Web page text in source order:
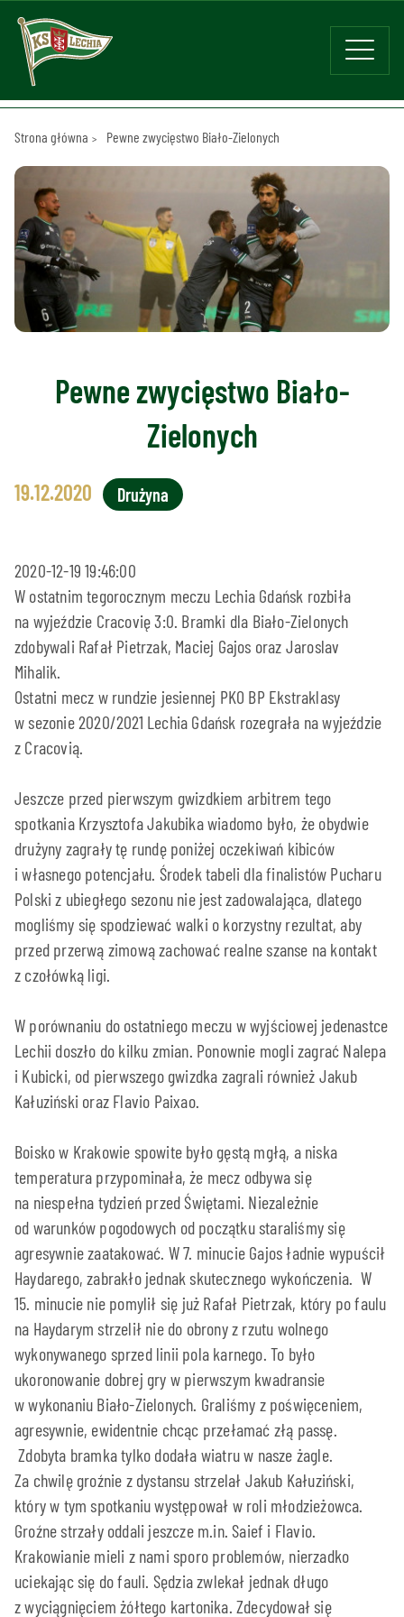
Strona główna Pewne zwycięstwo Biało-Zielonych
Pewne zwycięstwo Biało-
Zielonych
19.12.2020 Drużyna
2020-12-19 19:46:00
W ostatnim tegorocznym meczu Lechia Gdańsk rozbiła
na wyjeździe Cracovię 3:0. Bramki dla Biało-Zielonych
zdobywali Rafał Pietrzak, Maciej Gajos oraz Jaroslav
Mihalik.
Ostatni mecz w rundzie jesiennej PKO BP Ekstraklasy
w sezonie 2020/2021 Lechia Gdańsk rozegrała na wyjeździe
z Cracovią.
Jeszcze przed pierwszym gwizdkiem arbitrem tego
spotkania Krzysztofa Jakubika wiadomo było, że obydwie
drużyny zagrały tę rundę poniżej oczekiwań kibiców
i własnego potencjału. Środek tabeli dla finalistów Pucharu
Polski z ubiegłego sezonu nie jest zadowalająca, dlatego
mogliśmy się spodziewać walki o korzystny rezultat, aby
przed przerwą zimową zachować realne szanse na kontakt
z czołówką ligi.
W porównaniu do ostatniego meczu w wyjściowej jedenastce
Lechii doszło do kilku zmian. Ponownie mogli zagrać Nalepa
i Kubicki, od pierwszego gwizdka zagrali również Jakub
Kałuziński oraz Flavio Paixao.
Boisko w Krakowie spowite było gęstą mgłą, a niska
temperatura przypominała, że mecz odbywa się
na niespełna tydzień przed Świętami. Niezależnie
od warunków pogodowych od początku staraliśmy się
agresywnie zaatakować. W 7. minucie Gajos ładnie wypuścił
Haydarego, zabrakło jednak skutecznego wykończenia. W
15. minucie nie pomylił się już Rafał Pietrzak, który po faulu
na Haydarym strzelił nie do obrony z rzutu wolnego
wykonywanego sprzed linii pola karnego. To było
ukoronowanie dobrej gry w pierwszym kwadransie
w wykonaniu Biało-Zielonych. Graliśmy z poświęceniem,
agresywnie, ewidentnie chcąc przełamać złą passę.
Zdobyta bramka tylko dodała wiatru w nasze żagle.
Za chwilę groźnie z dystansu strzelał Jakub Kałuziński,
który w tym spotkaniu występował w roli młodzieżowca.
Groźne strzały oddali jeszcze m.in. Saief i Flavio.
Krakowianie mieli z nami sporo problemów, nierzadko
uciekając się do fauli. Sędzia zwlekał jednak długo
z wyciągnięciem żółtego kartonika. Zdecydował się